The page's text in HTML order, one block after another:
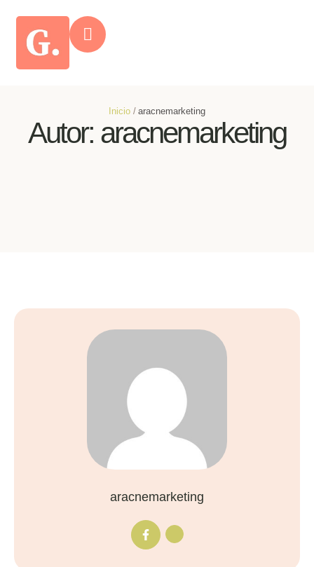
Inicio / aracnemarketing
Autor: aracnemarketing
aracnemarketing